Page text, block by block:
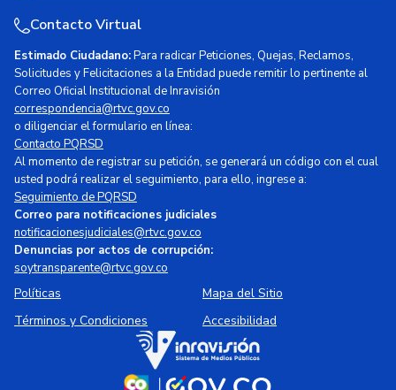
Contacto Virtual
Estimado Ciudadano:Para radicar Peticiones, Quejas, Reclamos,
Solicitudes y Felicitaciones a la Entidad puede remitir lo pertinente al
Correo Oficial Institucional de Inravisión
correspondencia@rtvc.gov.co
o diligenciar el formulario en línea:
Contacto PQRSD
Al momento de registrar su petición, se generará un código con el cual
usted podrá realizar el seguimiento, para ello, ingrese a:
Seguimiento de PQRSD
Correo para notificaciones judiciales
notificacionesjudiciales@rtvc.gov.co
Denuncias por actos de corrupción:
soytransparente@rtvc.gov.co
Políticas
Mapa del Sitio
Términos y Condiciones
Accesibilidad